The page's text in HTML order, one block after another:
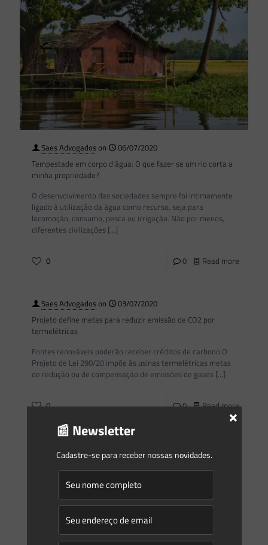
Saes Advogadoson
06/07/2020
Tempestade em corpo d’água: O que fazer se um rio corta a
minha propriedade?
O desenvolvimento das sociedades sempre foi intimamente
ligado à utilização da água como recurso, seja para
locomoção, consumo, pesca ou irrigação. Não por menos,
diferentes civilizações […]
0 0 Read more
Saes Advogadoson
03/07/2020
Projeto define metas para reduzir emissão de CO2 por
termelétricas
Fontes renováveis poderão receber créditos de carbono O
Projeto de Lei 290/20 impõe às usinas termelétricas metas
de redução ou de compensação de emissões de gases […]
0 0 Read more
Foi publicado nesta quarta-feira (24/06) o acórdão referente
ao Tema n. 999 de repercussão geral no STF. Firmou-se a
tese da Imprescritibilidade da pretensão de reparação
📰 Newsletter
Cadastre-se para receber nossas novidades.
×